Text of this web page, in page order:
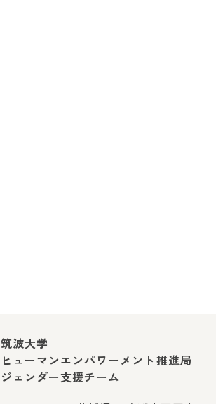
筑波大学
ヒューマンエンパワーメント推進局
ジェンダー支援チーム